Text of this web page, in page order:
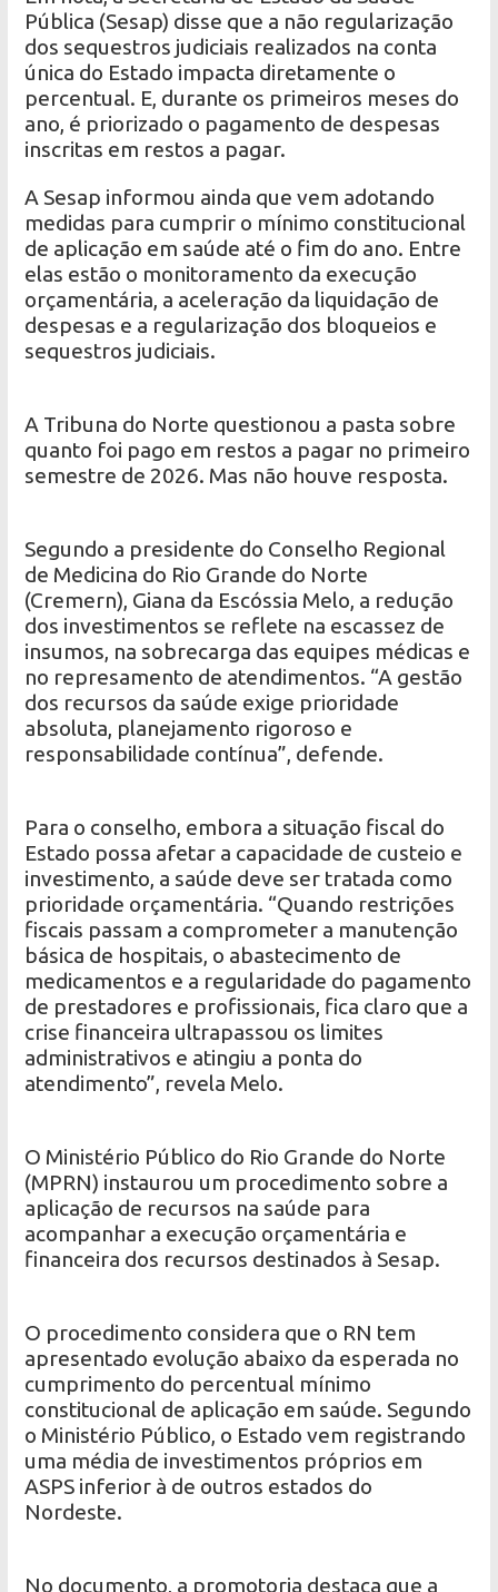
Pública (Sesap) disse que a não regularização
dos sequestros judiciais realizados na conta
única do Estado impacta diretamente o
percentual. E, durante os primeiros meses do
ano, é priorizado o pagamento de despesas
inscritas em restos a pagar.
A Sesap informou ainda que vem adotando
medidas para cumprir o mínimo constitucional
de aplicação em saúde até o fim do ano. Entre
elas estão o monitoramento da execução
orçamentária, a aceleração da liquidação de
despesas e a regularização dos bloqueios e
sequestros judiciais.
A Tribuna do Norte questionou a pasta sobre
quanto foi pago em restos a pagar no primeiro
semestre de 2026. Mas não houve resposta.
Segundo a presidente do Conselho Regional
de Medicina do Rio Grande do Norte
(Cremern), Giana da Escóssia Melo, a redução
dos investimentos se reflete na escassez de
insumos, na sobrecarga das equipes médicas e
no represamento de atendimentos. “A gestão
dos recursos da saúde exige prioridade
absoluta, planejamento rigoroso e
responsabilidade contínua”, defende.
Para o conselho, embora a situação fiscal do
Estado possa afetar a capacidade de custeio e
investimento, a saúde deve ser tratada como
prioridade orçamentária. “Quando restrições
fiscais passam a comprometer a manutenção
básica de hospitais, o abastecimento de
medicamentos e a regularidade do pagamento
de prestadores e profissionais, fica claro que a
crise financeira ultrapassou os limites
administrativos e atingiu a ponta do
atendimento”, revela Melo.
O Ministério Público do Rio Grande do Norte
(MPRN) instaurou um procedimento sobre a
aplicação de recursos na saúde para
acompanhar a execução orçamentária e
financeira dos recursos destinados à Sesap.
O procedimento considera que o RN tem
apresentado evolução abaixo da esperada no
cumprimento do percentual mínimo
constitucional de aplicação em saúde. Segundo
o Ministério Público, o Estado vem registrando
uma média de investimentos próprios em
ASPS inferior à de outros estados do
Nordeste.
No documento, a promotoria destaca que a